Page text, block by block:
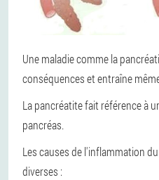
Une maladie comme la
conséquences et entraîne
La pancréatite fait référence à
pancréas.
Les causes de l'inflammation
diverses :